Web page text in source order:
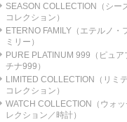
SEASON COLLECTION（シー
コレクション）
ETERNO FAMILY（エテルノ・
ミリー）
PURE PLATINUM 999（ピュア
チナ999）
LIMITED COLLECTION（リミ
コレクション）
WATCH COLLECTION（ウォッ
レクション／時計）